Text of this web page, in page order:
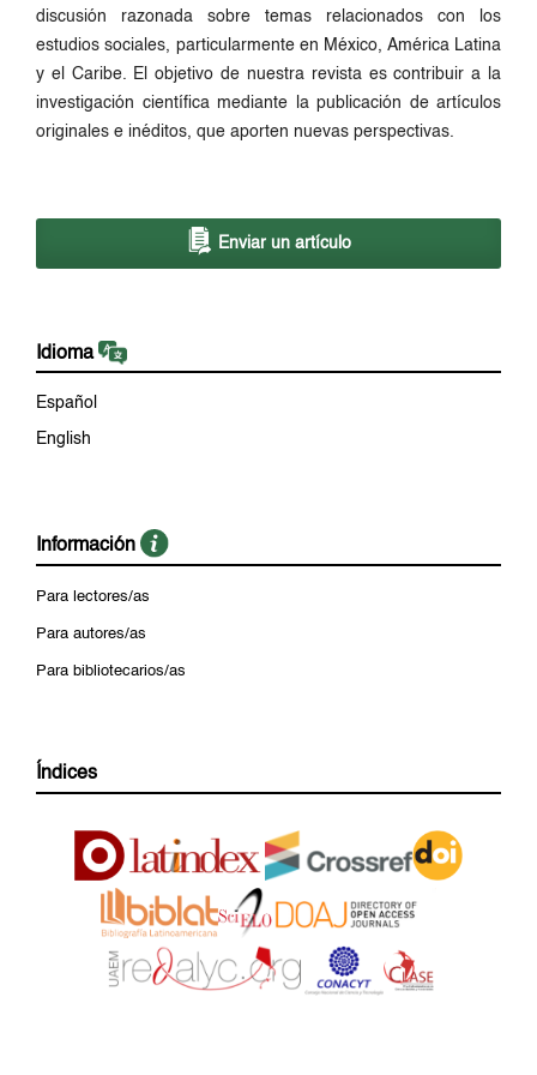
discusión razonada sobre temas relacionados con los
estudios sociales, particularmente en México, América Latina
y el Caribe. El objetivo de nuestra revista es contribuir a la
investigación científica mediante la publicación de artículos
originales e inéditos, que aporten nuevas perspectivas.
Enviar un artículo
Idioma
Español
English
Información
Para lectores/as
Para autores/as
Para bibliotecarios/as
Índices